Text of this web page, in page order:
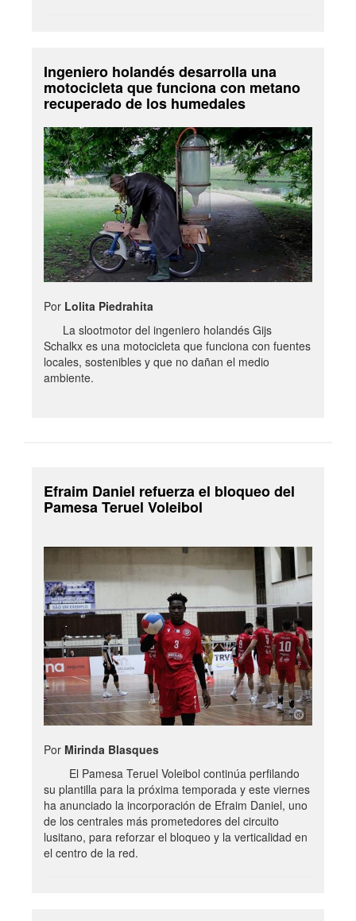
Ingeniero holandés desarrolla una
motocicleta que funciona con metano
recuperado de los humedales
Por Lolita Piedrahita
La slootmotor del ingeniero holandés Gijs
Schalkx es una motocicleta que funciona con fuentes
locales, sostenibles y que no dañan el medio
ambiente.
Efraim Daniel refuerza el bloqueo del
Pamesa Teruel Voleibol
Por Mirinda Blasques
El Pamesa Teruel Voleibol continúa perfilando
su plantilla para la próxima temporada y este viernes
ha anunciado la incorporación de Efraim Daniel, uno
de los centrales más prometedores del circuito
lusitano, para reforzar el bloqueo y la verticalidad en
el centro de la red.